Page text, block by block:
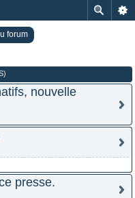
forum
nouvelle
presse.